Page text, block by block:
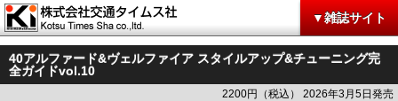
▼雑誌サイト
40アルファード&ヴェルファイア スタイルアップ&チューニング完
全ガイドvol.10
2200円（税込） 2026年3月5日発売